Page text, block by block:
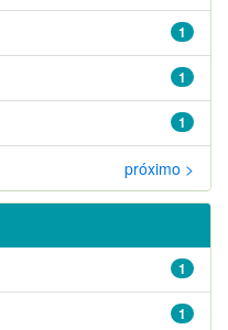
1
1
1
próximo >
1
1